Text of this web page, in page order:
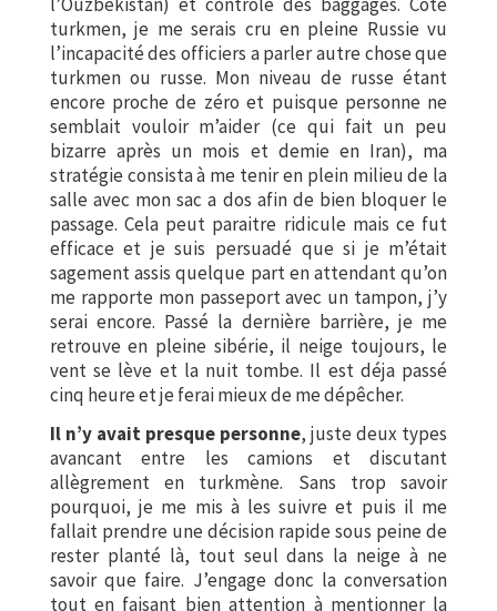
turkmen, je me serais cru en pleine Russie vu
l’incapacité des officiers a parler autre chose que
turkmen ou russe. Mon niveau de russe étant
encore proche de zéro et puisque personne ne
semblait vouloir m’aider (ce qui fait un peu
bizarre après un mois et demie en Iran), ma
stratégie consista à me tenir en plein milieu de la
salle avec mon sac a dos afin de bien bloquer le
passage. Cela peut paraitre ridicule mais ce fut
efficace et je suis persuadé que si je m’était
sagement assis quelque part en attendant qu’on
me rapporte mon passeport avec un tampon, j’y
serai encore. Passé la dernière barrière, je me
retrouve en pleine sibérie, il neige toujours, le
vent se lève et la nuit tombe. Il est déja passé
cinq heure et je ferai mieux de me dépêcher.
Il n’y avait presque personne, juste deux types
avancant entre les camions et discutant
allègrement en turkmène. Sans trop savoir
pourquoi, je me mis à les suivre et puis il me
fallait prendre une décision rapide sous peine de
rester planté là, tout seul dans la neige à ne
savoir que faire. J’engage donc la conversation
tout en faisant bien attention à mentionner la